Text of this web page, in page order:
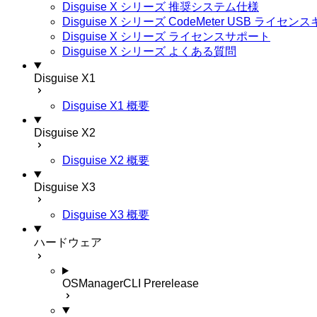
Disguise X シリーズ 推奨システム仕様
Disguise X シリーズ CodeMeter USB ライセンス
Disguise X シリーズ ライセンスサポート
Disguise X シリーズ よくある質問
Disguise X1
Disguise X1 概要
Disguise X2
Disguise X2 概要
Disguise X3
Disguise X3 概要
ハードウェア
OSManagerCLI Prerelease